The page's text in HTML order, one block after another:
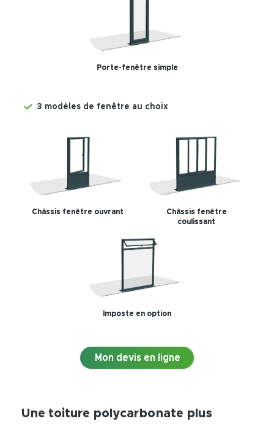
Porte-fenêtre simple
3 modèles de fenêtre au choix
Châssis fenêtre ouvrant
Châssis fenêtre
coulissant
Imposte en option
Mon devis en ligne
Une toiture polycarbonate plus